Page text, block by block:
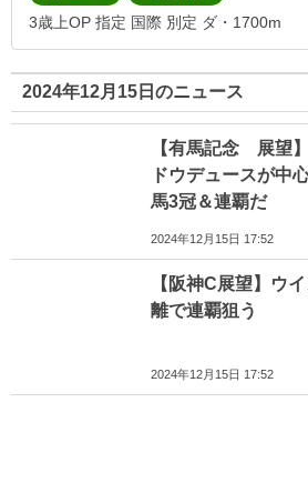
3歳上OP 指定 国際 別定 ダ・1700m
2024年12月15日のニュース
【有馬記念 展望
ドウデュースが
馬3冠＆連覇だ
2024年12月15日 17:52
【阪神C展望】ウ
離で連覇狙う
2024年12月15日 17:52